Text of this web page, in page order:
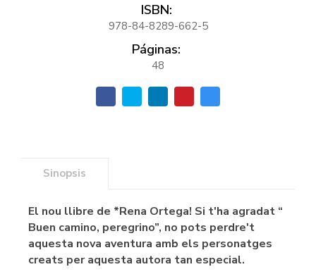
ISBN:
978-84-8289-662-5
Páginas:
48
Sinopsis
El nou llibre de *Rena Ortega! Si t'ha agradat “
Buen camino, peregrino”, no pots perdre't
aquesta nova aventura amb els personatges
creats per aquesta autora tan especial.